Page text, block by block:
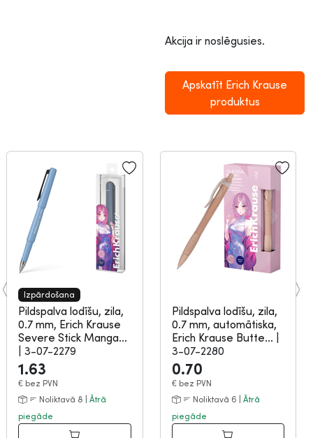
Akcija ir noslēgusies.
Apskatīt Erich Krause
produktus
Izpārdošana
Pildspalva lodīšu, zila,
0.7 mm, Erich Krause
Severe Stick Manga...
|3-07-2279
1.63
€ bez PVN
Noliktavā 8 |Ātrā
piegāde
Pildspalva lodīšu, zila,
0.7 mm, automātiska,
Erich Krause Butte...
3-07-2280
0.70
€ bez PVN
Noliktavā 6 | Ātrā
piegāde